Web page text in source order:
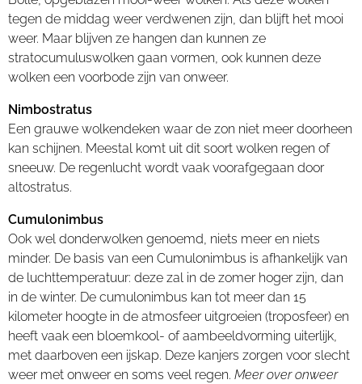
tegen de middag weer verdwenen zijn, dan blijft het mooi
weer. Maar blijven ze hangen dan kunnen ze
stratocumuluswolken gaan vormen, ook kunnen deze
wolken een voorbode zijn van onweer.
Nimbostratus
Een grauwe wolkendeken waar de zon niet meer doorheen
kan schijnen. Meestal komt uit dit soort wolken regen of
sneeuw. De regenlucht wordt vaak voorafgegaan door
altostratus.
Cumulonimbus
Ook wel donderwolken genoemd, niets meer en niets
minder. De basis van een Cumulonimbus is afhankelijk van
de luchttemperatuur: deze zal in de zomer hoger zijn, dan
in de winter. De cumulonimbus kan tot meer dan 15
kilometer hoogte in de atmosfeer uitgroeien (troposfeer) en
heeft vaak een bloemkool- of aambeeldvorming uiterlijk,
met daarboven een ijskap. Deze kanjers zorgen voor slecht
weer met onweer en soms veel regen. Meer over onweer